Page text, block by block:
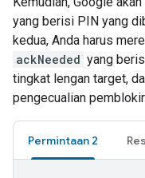
yang berisi PIN yang
kedua, Anda harus
ackNeeded yang
tingkat lengan target,
pengecualian
Permintaan 2